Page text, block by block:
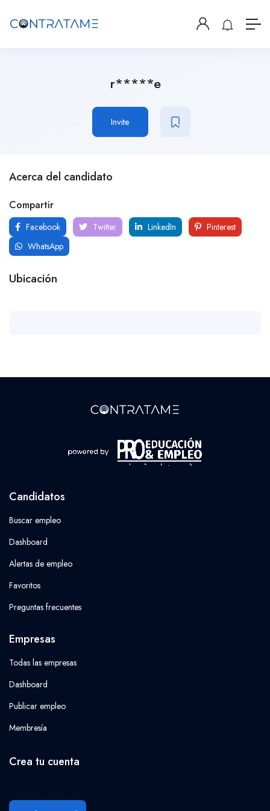
r*****e
Invite
Acerca del candidato
Compartir
Facebook Twitter LinkedIn
Pinterest
WhatsApp
Ubicación
Candidatos
Buscar empleo
Dashboard
Alertas de empleo
Favoritos
Preguntas frecuentes
Empresas
Todas las empresas
Dashboard
Publicar empleo
Membresía
Crea tu cuenta